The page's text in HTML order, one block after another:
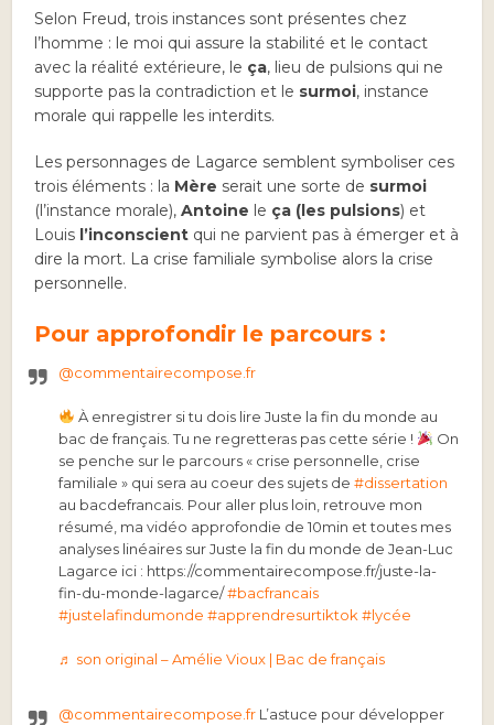
Selon Freud, trois instances sont présentes chez
l’homme : le moi qui assure la stabilité et le contact
avec la réalité extérieure, le ça, lieu de pulsions qui ne
supporte pas la contradiction et le surmoi, instance
morale qui rappelle les interdits.
Les personnages de Lagarce semblent symboliser ces
trois éléments : la Mère serait une sorte de surmoi
(l’instance morale),Antoine le ça (les pulsions) et
Louis l’inconscient qui ne parvient pas à émerger et à
dire la mort. La crise familiale symbolise alors la crise
personnelle.
Pour approfondir le parcours :
@commentairecompose.fr
À enregistrer si tu dois lire Juste la fin du monde au
bac de français. Tu ne regretteras pas cette série !
On
se penche sur le parcours « crise personnelle, crise
familiale » qui sera au coeur des sujets de#dissertation
au bacdefrancais. Pour aller plus loin, retrouve mon
résumé, ma vidéo approfondie de 10min et toutes mes
analyses linéaires sur Juste la fin du monde de Jean-Luc
Lagarce ici : https://commentairecompose.fr/juste-la-
fin-du-monde-lagarce/#bacfrancais
#justelafindumonde #apprendresurtiktok #lycée
♬ son original – Amélie Vioux | Bac de français
@commentairecompose.fr L’astuce pour développer